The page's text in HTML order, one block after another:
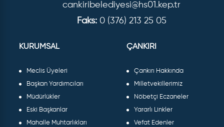
cankiribelediyesi@hs01.kep.tr
Faks: 0 (376) 213 25 05
KURUMSAL
Meclis Üyeleri
Başkan Yardımcıları
Müdürlükler
Eski Başkanlar
Mahalle Muhtarlıkları
ÇANKIRI
Çankırı Hakkında
Milletvekillerimiz
Nöbetçi Eczaneler
Yararlı Linkler
Vefat Edenler